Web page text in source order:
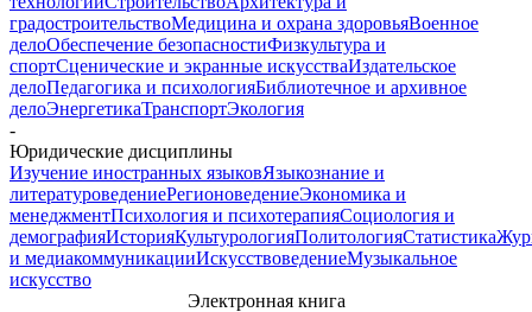
градостроительствоМедицина и охрана здоровьяВоенное
делоОбеспечение безопасностиФизкультура и
спортСценические и экранные искусстваИздательское
делоПедагогика и психологияБиблиотечное и архивное
делоЭнергетикаТранспортЭкология
-
Юридические дисциплины
Изучение иностранных языковЯзыкознание и
литературоведениеРегионоведениеЭкономика и
менеджментПсихология и психотерапияСоциология и
демографияИсторияКультурологияПолитологияСтатистика
и медиакоммуникацииИскусствоведениеМузыкальное
искусство
Электронная книга